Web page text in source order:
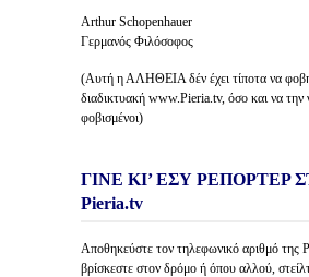
Arthur Schopenhauer
Γερμανός Φιλόσοφος
(Αυτή η ΑΛΗΘΕΙΑ δέν έχει τίποτα να
διαδικτυακή www.Pieria.tv, όσο και να την
φοβισμένοι)
ΓΙΝΕ ΚΙ’ ΕΣΥ ΡΕΠΟΡΤΕΡ
Pieria.tv
Αποθηκεύστε τον τηλεφωνικό αριθμό της
βρίσκεστε στον δρόμο ή όπου αλλού,